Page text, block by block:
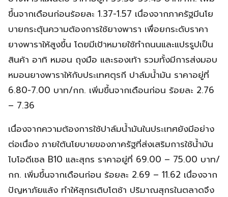
ขึ้นจากเดือนก่อนร้อยละ 1.37-1.57 เนื่องจากภาครัฐมีนโย
บายกระตุ้นความต้องการใช้ยางพารา เพื่อยกระดับราคา
ยางพาราให้สูงขึ้น โดยมีเป้าหมายใช้ทำถนนและแปรรูปเป็น
สินค้า อาทิ หมอน ถุงมือ และรองเท้า รวมทั้งมีการส่งมอบ
หมอนยางพาราให้กับประเทศตุรกี ปาล์มน้ำมัน ราคาอยู่ที่
6.80-7.00 บาท/กก. เพิ่มขึ้นจากเดือนก่อน ร้อยละ 2.76
– 7.36
เนื่องจากความต้องการใช้ปาล์มน้ำมันในประเทศยังมีอย่าง
ต่อเนื่อง ภายใต้นโยบายของภาครัฐที่ส่งเสริมการใช้น้ำมัน
ไบโอดีเซล B10 และสุกร ราคาอยู่ที่ 69.00 – 75.00 บาท/
กก. เพิ่มขึ้นจากเดือนก่อน ร้อยละ 2.69 – 11.62 เนื่องจาก
ปัญหาภัยแล้ง ทำให้สุกรเติบโตช้า ปริมาณสุกรในตลาดจึง